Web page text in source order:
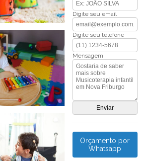
Digite seu email
Digite seu telefone
Mensagem
Orçamento por
Whatsapp